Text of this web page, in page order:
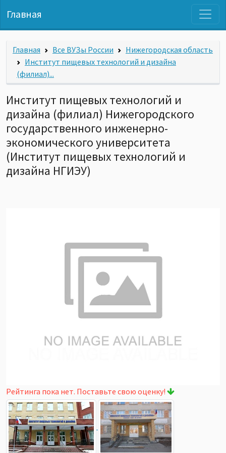
Главная
Главная Все ВУЗы России
Нижегородская область
Институт пищевых технологий и дизайна
(филиал)...
Институт пищевых технологий и
дизайна (филиал) Нижегородского
государственного инженерно-
экономического университета
(Институт пищевых технологий и
дизайна НГИЭУ)
Рейтинга пока нет. Поставьте свою оценку!